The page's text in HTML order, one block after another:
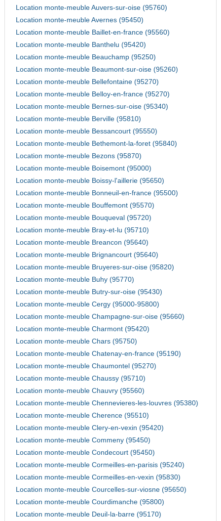
Location monte-meuble Auvers-sur-oise (95760)
Location monte-meuble Avernes (95450)
Location monte-meuble Baillet-en-france (95560)
Location monte-meuble Banthelu (95420)
Location monte-meuble Beauchamp (95250)
Location monte-meuble Beaumont-sur-oise (95260)
Location monte-meuble Bellefontaine (95270)
Location monte-meuble Belloy-en-france (95270)
Location monte-meuble Bernes-sur-oise (95340)
Location monte-meuble Berville (95810)
Location monte-meuble Bessancourt (95550)
Location monte-meuble Bethemont-la-foret (95840)
Location monte-meuble Bezons (95870)
Location monte-meuble Boisemont (95000)
Location monte-meuble Boissy-l'aillerie (95650)
Location monte-meuble Bonneuil-en-france (95500)
Location monte-meuble Bouffemont (95570)
Location monte-meuble Bouqueval (95720)
Location monte-meuble Bray-et-lu (95710)
Location monte-meuble Breancon (95640)
Location monte-meuble Brignancourt (95640)
Location monte-meuble Bruyeres-sur-oise (95820)
Location monte-meuble Buhy (95770)
Location monte-meuble Butry-sur-oise (95430)
Location monte-meuble Cergy (95000-95800)
Location monte-meuble Champagne-sur-oise (95660)
Location monte-meuble Charmont (95420)
Location monte-meuble Chars (95750)
Location monte-meuble Chatenay-en-france (95190)
Location monte-meuble Chaumontel (95270)
Location monte-meuble Chaussy (95710)
Location monte-meuble Chauvry (95560)
Location monte-meuble Chennevieres-les-louvres (95380)
Location monte-meuble Cherence (95510)
Location monte-meuble Clery-en-vexin (95420)
Location monte-meuble Commeny (95450)
Location monte-meuble Condecourt (95450)
Location monte-meuble Cormeilles-en-parisis (95240)
Location monte-meuble Cormeilles-en-vexin (95830)
Location monte-meuble Courcelles-sur-viosne (95650)
Location monte-meuble Courdimanche (95800)
Location monte-meuble Deuil-la-barre (95170)